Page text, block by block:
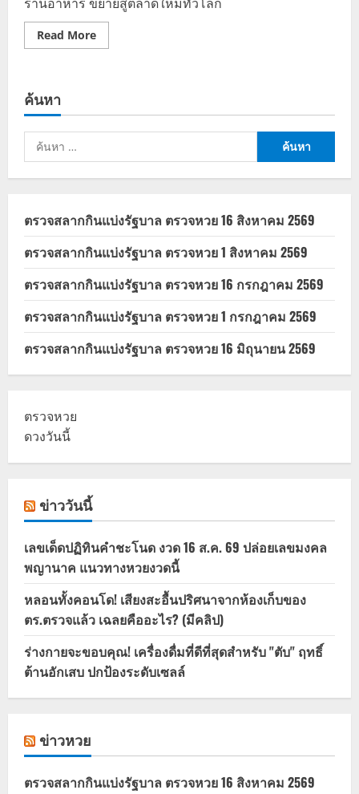
Read MoreRead
more
ไมเนอร์
ถ่าย
Lotus
ค้นหา
ค้นหา
สำหรับ:
ตรวจสลากกินแบ่งรัฐบาล ตรวจหวย 16 สิงหาคม 2569
ตรวจสลากกินแบ่งรัฐบาล ตรวจหวย 1 สิงหาคม 2569
ตรวจสลากกินแบ่งรัฐบาล ตรวจหวย 16 กรกฎาคม 2569
ตรวจสลากกินแบ่งรัฐบาล ตรวจหวย 1 กรกฎาคม 2569
ตรวจสลากกินแบ่งรัฐบาล ตรวจหวย 16 มิถุนายน 2569
ตรวจหวย
ดวงวันนี้
ข่าววันนี้
เลขเด็ดปฏิทินคำชะโนด งวด 16 ส.ค. 69 ปล่อยเลขมงคล
พญานาค แนวทางหวยงวดนี้
หลอนทั้งคอนโด! เสียงสะอื้นปริศนาจากห้องเก็บของ
ตร.ตรวจแล้ว เฉลยคืออะไร? (มีคลิป)
ร่างกายจะขอบคุณ! เครื่องดื่มที่ดีที่สุดสำหรับ "ตับ" ฤทธิ์
ต้านอักเสบ ปกป้องระดับเซลล์
ข่าวหวย
ตรวจสลากกินแบ่งรัฐบาล ตรวจหวย 16 สิงหาคม 2569